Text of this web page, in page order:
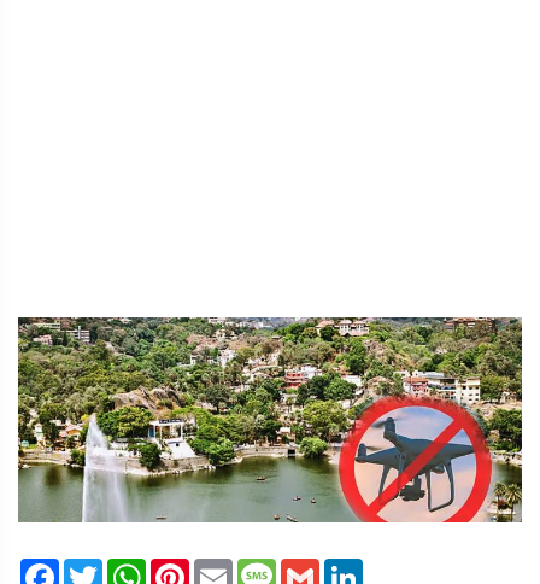
FacebookTwitterWhatsAppPinterest
Email Message
Gmail